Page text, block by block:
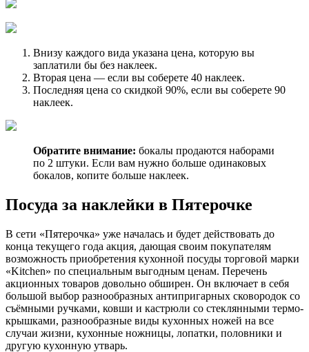
Внизу каждого вида указана цена, которую вы
заплатили бы без наклеек.
Вторая цена — если вы соберете 40 наклеек.
Последняя цена со скидкой 90%, если вы соберете 90
наклеек.
Обратите внимание: бокалы продаются наборами
по 2 штуки. Если вам нужно больше одинаковых
бокалов, копите больше наклеек.
Посуда за наклейки в Пятерочке
В сети «Пятерочка» уже началась и будет действовать до
конца текущего года акция, дающая своим покупателям
возможность приобретения кухонной посуды торговой марки
«Kitchen» по специальным выгодным ценам. Перечень
акционных товаров довольно обширен. Он включает в себя
большой выбор разнообразных антипригарных сковородок со
съёмными ручками, ковши и кастрюли со стеклянными термо-
крышками, разнообразные виды кухонных ножей на все
случаи жизни, кухонные ножницы, лопатки, половники и
другую кухонную утварь.